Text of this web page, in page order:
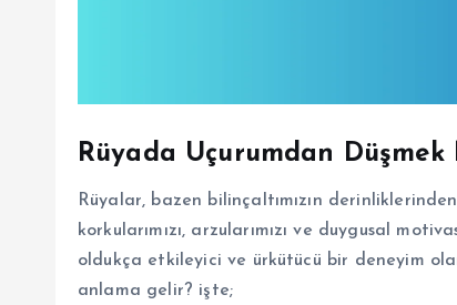
Rüyada Uçurumdan
Rüyalar, bazen bilinçaltımızın
korkularımızı, arzularımızı ve duygusal
oldukça etkileyici ve ürkütücü bir deneyim
anlama gelir? işte;